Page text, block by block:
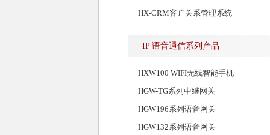
HX-CRM客户关系管理系统
IP 语音通信系列产品
HXW100 WIFI无线智能手机
HGW-TG系列中继网关
HGW196系列语音网关
HGW132系列语音网关